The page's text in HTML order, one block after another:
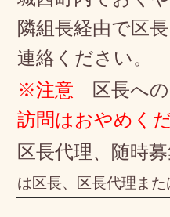
隣組長経由で区
連絡ください。
※注意 区長へ
訪問はおやめく
区長代理、随時
は区長、区長代理また